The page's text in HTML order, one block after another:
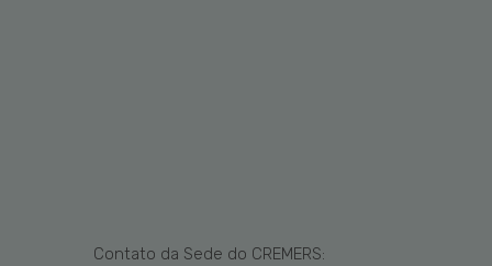
Contato da Sede do CREMERS: